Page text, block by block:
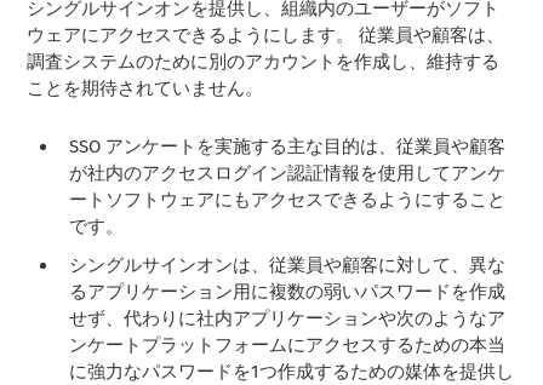
シングルサインオンを提供し、組織内のユーザーがソフト
ウェアにアクセスできるようにします。 従業員や顧客は、
調査システムのために別のアカウントを作成し、維持する
ことを期待されていません。
SSO アンケートを実施する主な目的は、従業員や顧客
が社内のアクセスログイン認証情報を使用してアンケ
ートソフトウェアにもアクセスできるようにすること
です。
シングルサインオンは、従業員や顧客に対して、異な
るアプリケーション用に複数の弱いパスワードを作成
せず、代わりに社内アプリケーションや次のようなア
ンケートプラットフォームにアクセスするための本当
に強力なパスワードを1つ作成するための媒体を提供し